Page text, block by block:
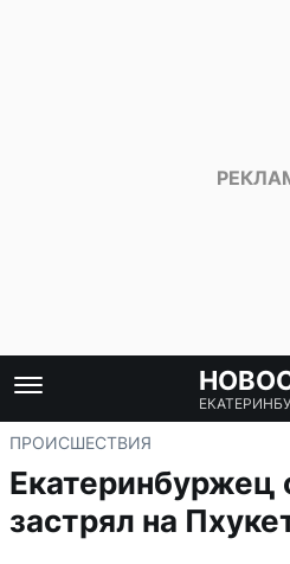
ПРОИСШЕСТВИЯ
Екатеринбуржец
застрял на